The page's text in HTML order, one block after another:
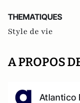
THEMATIQUES
Style de vie
A PROPOS
Atlantico